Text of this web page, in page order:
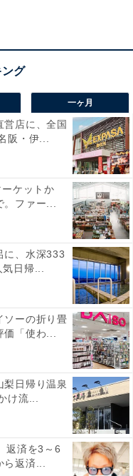
た」という声があが
富な貸切風呂を満喫
」キャンペーンと
・15日・20日・25
。対象日にエントリ
価格になるほか、ポ
一ヶ月
営店に、全国
阪・伊...
ーケットか
ファー...
に、水深333
日帰...
ソーの折り畳
「使わ...
梨日帰り温泉
け流...
返済を3～6
返済...